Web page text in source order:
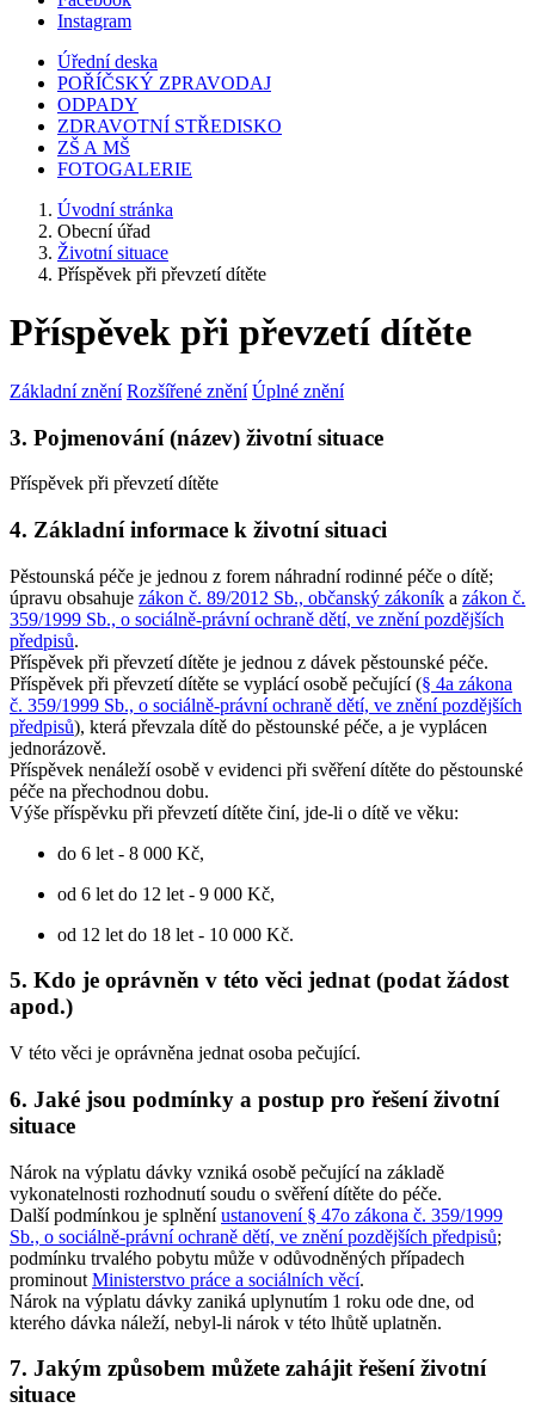
Instagram
Úřední deska
POŘÍČSKÝ ZPRAVODAJ
ODPADY
ZDRAVOTNÍ STŘEDISKO
ZŠ A MŠ
FOTOGALERIE
Úvodní stránka
Obecní úřad
Životní situace
Příspěvek při převzetí dítěte
Příspěvek při převzetí dítěte
Základní znění Rozšířené znění Úplné znění
3. Pojmenování (název) životní situace
Příspěvek při převzetí dítěte
4. Základní informace k životní situaci
Pěstounská péče je jednou z forem náhradní rodinné péče o dítě;
úpravu obsahuje zákon č. 89/2012 Sb., občanský zákoník a zákon č.
359/1999 Sb., o sociálně-právní ochraně dětí, ve znění pozdějších
předpisů.
Příspěvek při převzetí dítěte je jednou z dávek pěstounské péče.
Příspěvek při převzetí dítěte se vyplácí osobě pečující (§ 4a zákona
č. 359/1999 Sb., o sociálně-právní ochraně dětí, ve znění pozdějších
předpisů), která převzala dítě do pěstounské péče, a je vyplácen
jednorázově.
Příspěvek nenáleží osobě v evidenci při svěření dítěte do pěstounské
péče na přechodnou dobu.
Výše příspěvku při převzetí dítěte činí, jde-li o dítě ve věku:
do 6 let - 8 000 Kč,
od 6 let do 12 let - 9 000 Kč,
od 12 let do 18 let - 10 000 Kč.
5. Kdo je oprávněn v této věci jednat (podat žádost
apod.)
V této věci je oprávněna jednat osoba pečující.
6. Jaké jsou podmínky a postup pro řešení životní
situace
Nárok na výplatu dávky vzniká osobě pečující na základě
vykonatelnosti rozhodnutí soudu o svěření dítěte do péče.
Další podmínkou je splněníustanovení § 47o zákona č. 359/1999
Sb., o sociálně-právní ochraně dětí, ve znění pozdějších předpisů;
podmínku trvalého pobytu může v odůvodněných případech
prominout Ministerstvo práce a sociálních věcí.
Nárok na výplatu dávky zaniká uplynutím 1 roku ode dne, od
kterého dávka náleží, nebyl-li nárok v této lhůtě uplatněn.
7. Jakým způsobem můžete zahájit řešení životní
situace